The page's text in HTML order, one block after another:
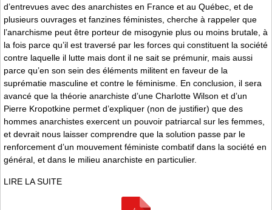
d’entrevues avec des anarchistes en France et au Québec, et de
plusieurs ouvrages et fanzines féministes, cherche à rappeler que
l’anarchisme peut être porteur de misogynie plus ou moins brutale, à
la fois parce qu’il est traversé par les forces qui constituent la société
contre laquelle il lutte mais dont il ne sait se prémunir, mais aussi
parce qu’en son sein des éléments militent en faveur de la
suprématie masculine et contre le féminisme. En conclusion, il sera
avancé que la théorie anarchiste d’une Charlotte Wilson et d’un
Pierre Kropotkine permet d’expliquer (non de justifier) que des
hommes anarchistes exercent un pouvoir patriarcal sur les femmes,
et devrait nous laisser comprendre que la solution passe par le
renforcement d’un mouvement féministe combatif dans la société en
général, et dans le milieu anarchiste en particulier.
LIRE LA SUITE